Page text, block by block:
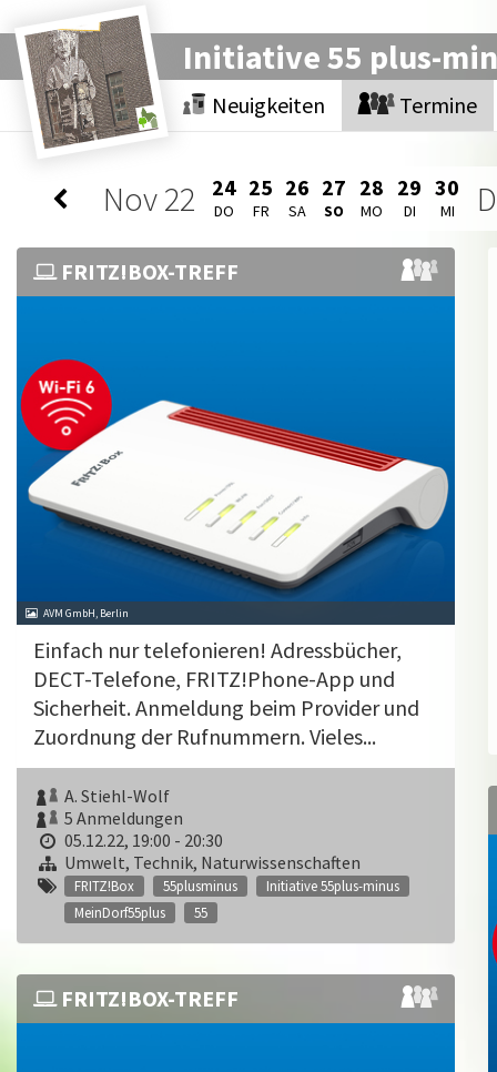
Initiative 55 plus-
Neuigkeiten Termine
Nov22 24
DO
25
FR
26
SA
27
SO
28
MO
29
DI
30
MI
FRITZ!BOX-TREFF
AVM GmbH, Berlin
Einfach nur telefonieren! Adressbücher,
DECT-Telefone, FRITZ!Phone-App und
Sicherheit. Anmeldung beim Provider und
Zuordnung der Rufnummern. Vieles...
A. Stiehl-Wolf
5 Anmeldungen
05.12.22, 19:00 - 20:30
Umwelt, Technik, Naturwissenschaften
FRITZ!Box 55plusminus
Initiative 55plus-minus
MeinDorf55plus
55
FRITZ!BOX-TREFF